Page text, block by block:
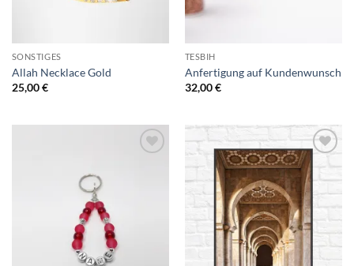
SONSTIGES
Allah Necklace Gold
25,00€
TESBIH
Anfertigung auf Kundenwunsch
32,00€
Add to
Wishlist